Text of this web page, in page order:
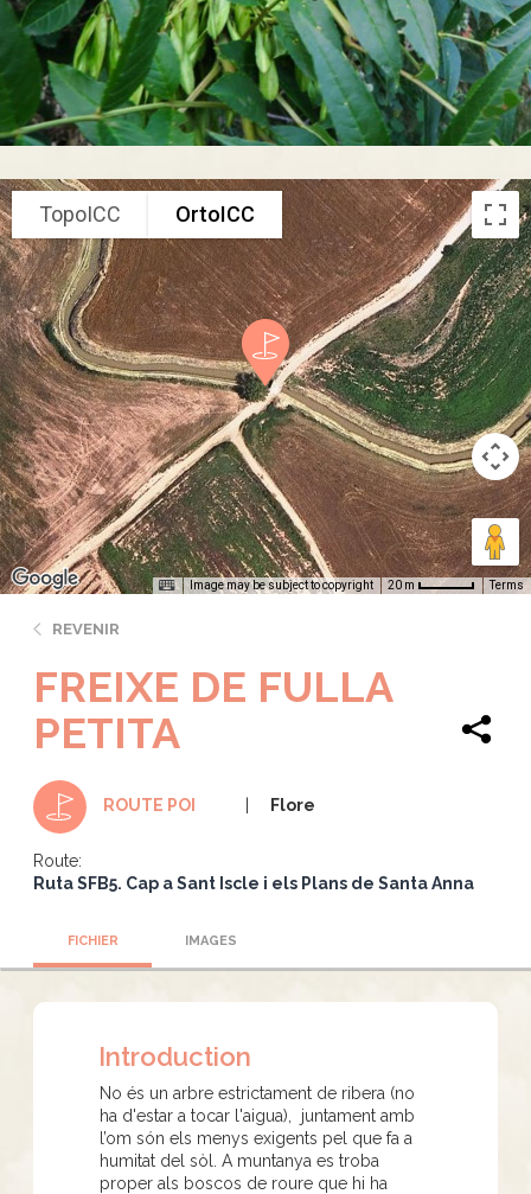
TopoICC OrtoICC
Image may be subject to copyright 20 m Terms
REVENIR
FREIXE DE FULLA
PETITA
ROUTE POI Flore
Route:
Ruta SFB5. Cap a Sant Iscle i els Plans de Santa Anna
FICHIER IMAGES
Introduction
No és un arbre estrictament de ribera (no
ha d'estar a tocar l'aigua), juntament amb
l’om són els menys exigents pel que fa a
humitat del sòl. A muntanya es troba
proper als boscos de roure que hi ha